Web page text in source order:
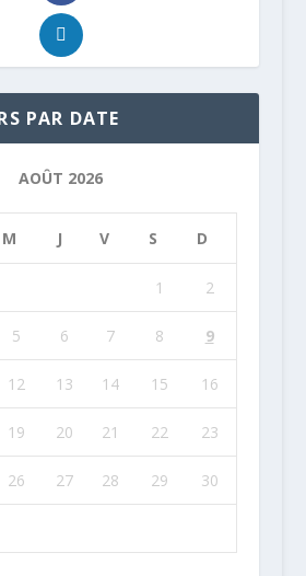
PAR DATE
AOÛT 2026
M J V S D
1 2
5 6 7 8 9
12 13 14 15 16
19 20 21 22 23
26 27 28 29 30